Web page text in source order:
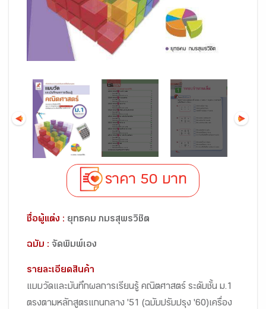
ราคา 50 บาท
ชื่อผู้แต่ง : ยุทธคม ภมรสุพรวิชิต
ฉบับ : จัดพิมพ์เอง
รายละเอียดสินค้า
แบบวัดและบันทึกผลการเรียนรู้ คณิตศาสตร์ ระดับชั้น ม.1
ตรงตามหลักสูตรแกนกลาง '51 (ฉบับปรับปรุง '60)เครื่อง